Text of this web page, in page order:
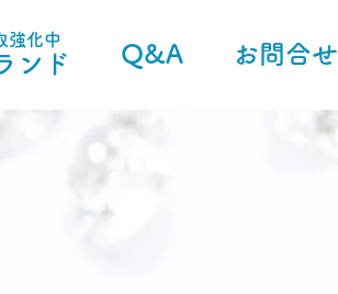
強化中
ンド Q&A お問合せ